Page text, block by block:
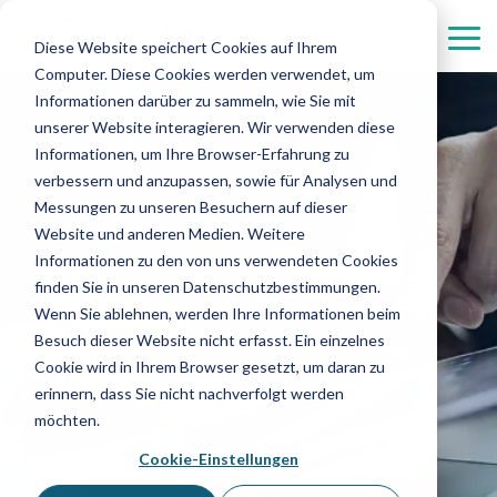
Diese Website speichert Cookies auf Ihrem
Computer. Diese Cookies werden verwendet, um
Informationen darüber zu sammeln, wie Sie mit
unserer Website interagieren. Wir verwenden diese
Informationen, um Ihre Browser-Erfahrung zu
verbessern und anzupassen, sowie für Analysen und
Messungen zu unseren Besuchern auf dieser
Website und anderen Medien. Weitere
Informationen zu den von uns verwendeten Cookies
finden Sie in unseren Datenschutzbestimmungen.
Wenn Sie ablehnen, werden Ihre Informationen beim
Besuch dieser Website nicht erfasst. Ein einzelnes
Cookie wird in Ihrem Browser gesetzt, um daran zu
erinnern, dass Sie nicht nachverfolgt werden
möchten.
Cookie-Einstellungen
Sicherheitsdienstleistungen
Objektschutz
Gebäudeverwaltung
Pfortendienste
Personenschutz
Serviceleistungen
Concierges
Hostessen und Hosts
Empfangsdienstleistungen
Digitale
Lösungen
bei uns im
Einsatz
Branchen
Automotive
Flughäfen
Finanzwesen
Gesundheitswesen
Immobilien
Kultur
Rechenzentren